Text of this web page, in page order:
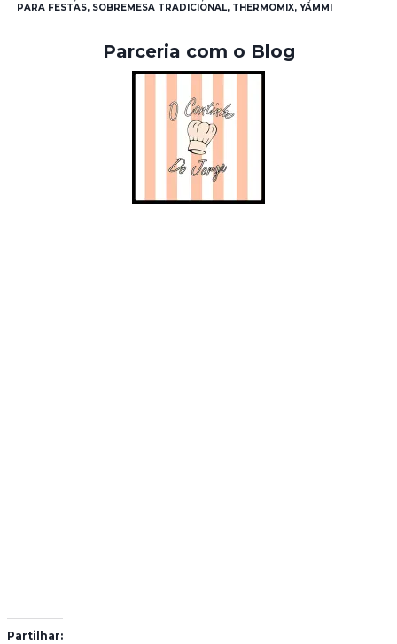
PARA FESTAS, SOBREMESA TRADICIONAL, THERMOMIX, YÄMMI
Parceria com o Blog
Partilhar: